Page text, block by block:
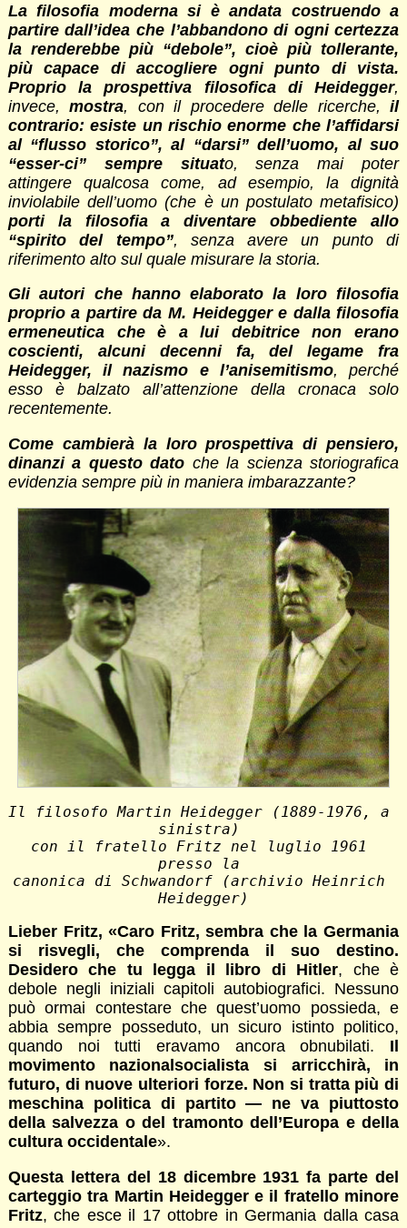
La filosofia moderna si è andata costruendo a
partire dall’idea che l’abbandono di ogni certezza
la renderebbe più “debole”, cioè più tollerante,
più capace di accogliere ogni punto di vista.
Proprio la prospettiva filosofica di Heidegger,
invece,mostra, con il procedere delle ricerche,il
contrario: esiste un rischio enorme che l’affidarsi
al “flusso storico”, al “darsi” dell’uomo, al suo
“esser-ci” sempre situato, senza mai poter
attingere qualcosa come, ad esempio, la dignità
inviolabile dell’uomo (che è un postulato metafisico)
porti la filosofia a diventare obbediente allo
“spirito del tempo”, senza avere un punto di
riferimento alto sul quale misurare la storia.
Gli autori che hanno elaborato la loro filosofia
proprio a partire da M. Heidegger e dalla filosofia
ermeneutica che è a lui debitrice non erano
coscienti, alcuni decenni fa, del legame fra
Heidegger, il nazismo e l’anisemitismo, perché
esso è balzato all’attenzione della cronaca solo
recentemente.
Come cambierà la loro prospettiva di pensiero,
dinanzi a questo dato che la scienza storiografica
evidenzia sempre più in maniera imbarazzante?
Il filosofo Martin Heidegger (1889-1976, a
sinistra)
con il fratello Fritz nel luglio 1961
presso la
canonica di Schwandorf (archivio Heinrich
Heidegger)
Lieber Fritz, «Caro Fritz, sembra che la Germania
si risvegli, che comprenda il suo destino.
Desidero che tu legga il libro di Hitler, che è
debole negli iniziali capitoli autobiografici. Nessuno
può ormai contestare che quest’uomo possieda, e
abbia sempre posseduto, un sicuro istinto politico,
quando noi tutti eravamo ancora obnubilati. Il
movimento nazionalsocialista si arricchirà, in
futuro, di nuove ulteriori forze. Non si tratta più di
meschina politica di partito — ne va piuttosto
della salvezza o del tramonto dell’Europa e della
cultura occidentale».
Questa lettera del 18 dicembre 1931 fa parte del
carteggio tra Martin Heidegger e il fratello minore
Fritz, che esce il 17 ottobre in Germania dalla casa